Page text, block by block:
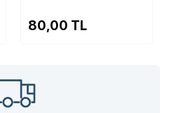
80,00 TL